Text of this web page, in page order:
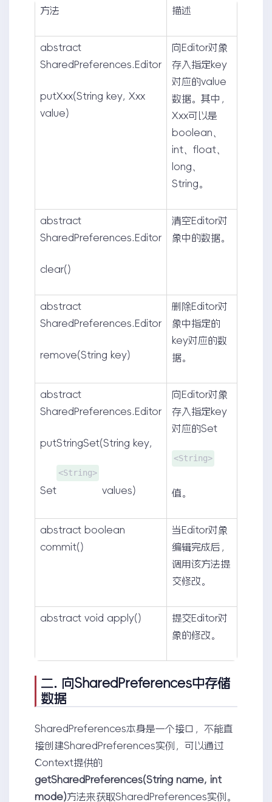
方法 描述
abstract
SharedPreferences.Editor
putXxx(String key, Xxx
value)
向Editor对象
存入指定key
对应的value
数据。其中，
Xxx可以是
boolean、
int、float、
long、
String。
abstract
SharedPreferences.Editor
clear()
清空Editor对
象中的数据。
abstract
SharedPreferences.Editor
remove(String key)
删除Editor对
象中指定的
key对应的数
据。
abstract
SharedPreferences.Editor
putStringSet(String key,
Set
<String>
values)
向Editor对象
存入指定key
对应的Set
<String>
值。
abstract boolean
commit()
当Editor对象
编辑完成后，
调用该方法提
交修改。
abstract void apply()
提交Editor对
象的修改。
二. 向SharedPreferences中存储
数据
SharedPreferences本身是一个接口，不能直
接创建SharedPreferences实例，可以通过
Context提供的
getSharedPreferences(String name, int
mode)方法来获取SharedPreferences实例。